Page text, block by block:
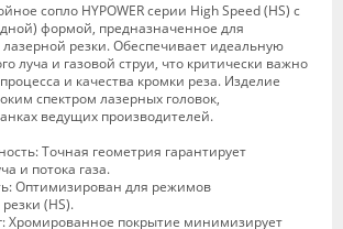
сопло HYPOWER серии High Speed (HS) с
формой, предназначенное для
лазерной резки. Обеспечивает идеальную
луча и газовой струи, что критически важно
и качества кромки реза. Изделие
спектром лазерных головок,
ведущих производителей.
Точная геометрия гарантирует
и потока газа.
Оптимизирован для режимов
(HS).
Хромированное покрытие минимизирует